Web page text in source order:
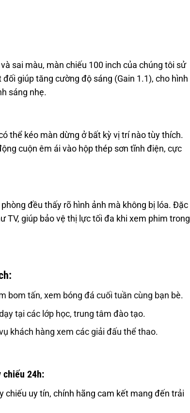
sai màu, màn chiếu 100 inch của chúng tôi sử
giúp tăng cường độ sáng (Gain 1.1), cho hình
sáng nhẹ.
thể kéo màn dừng ở bất kỳ vị trí nào tùy thích.
cuộn êm ái vào hộp thép sơn tĩnh điện, cực
đều thấy rõ hình ảnh mà không bị lóa. Đặc
TV, giúp bảo vệ thị lực tối đa khi xem phim trong
bom tấn, xem bóng đá cuối tuần cùng bạn bè.
tại các lớp học, trung tâm đào tạo.
khách hàng xem các giải đấu thể thao.
chiếu 24h:
chiếu uy tín, chính hãng cam kết mang đến trải